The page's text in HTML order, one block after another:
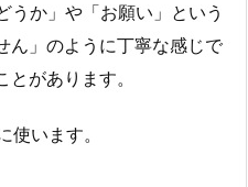
うか」や「お願い」という
ん」のように丁寧な感じで
があります。
います。